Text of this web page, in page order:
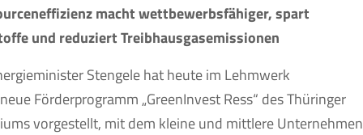
macht wettbewerbsfähiger, spart
und reduziert Treibhausgasemissionen
Stengele hat heute im Lehmwerk
Förderprogramm „GreenInvest Ress“ des Thüringer
vorgestellt, mit dem kleine und mittlere Unternehmen